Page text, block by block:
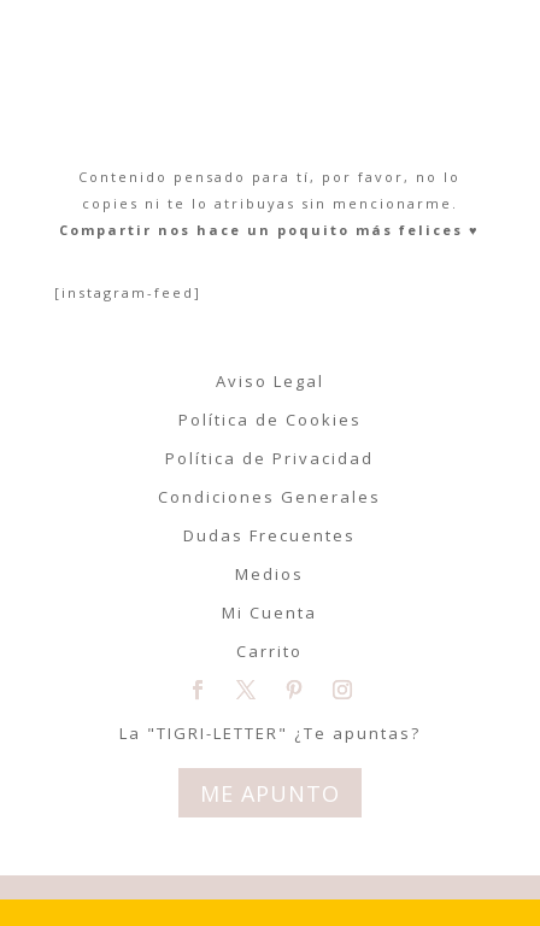
Contenido pensado para tí, por favor, no lo
copies ni te lo atribuyas sin mencionarme.
Compartir nos hace un poquito más felices ♥︎
[instagram-feed]
Aviso Legal
Política de Cookies
Política de Privacidad
Condiciones Generales
Dudas Frecuentes
Medios
Mi Cuenta
Carrito
La "TIGRI-LETTER" ¿Te apuntas?
ME APUNTO